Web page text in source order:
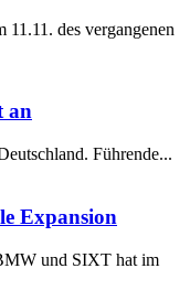
11.11. des vergangenen
an
Führende...
Expansion
und SIXT hat im